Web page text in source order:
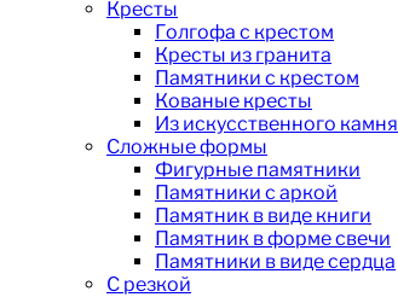
Кресты
Голгофа с крестом
Кресты из гранита
Памятники с крестом
Кованые кресты
Из искусственного камня
Сложные формы
Фигурные памятники
Памятники с аркой
Памятник в виде книги
Памятник в форме свечи
Памятники в виде сердца
С резкой